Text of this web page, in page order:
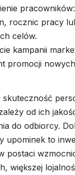
rocznic pracy
celów.
kampanii
promocji
skuteczność
od ich
do odbiorcy.
upominek to
postaci
większej